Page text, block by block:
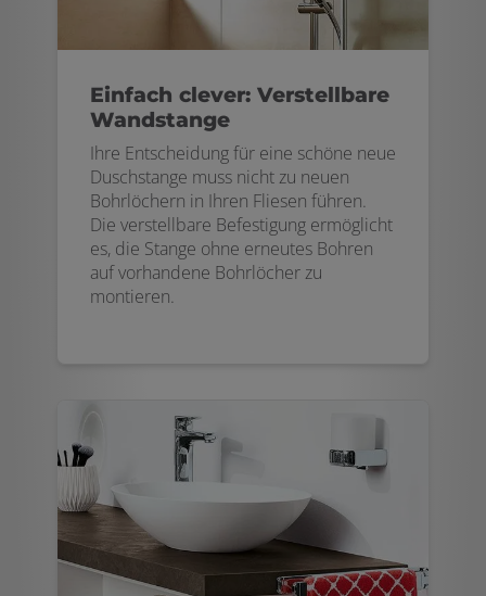
Einfach clever: Verstellbare
Wandstange
Ihre Entscheidung für eine schöne neue
Duschstange muss nicht zu neuen
Bohrlöchern in Ihren Fliesen führen.
Die verstellbare Befestigung ermöglicht
es, die Stange ohne erneutes Bohren
auf vorhandene Bohrlöcher zu
montieren.